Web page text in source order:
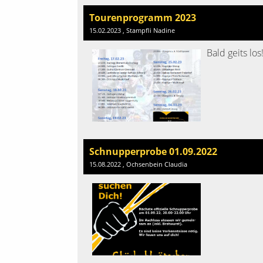
Tourenprogramm 2023
15.02.2023 , Stampfli Nadine
Bald geits
Schnupperprobe 01.09.2022
15.08.2022 , Ochsenbein Claudia